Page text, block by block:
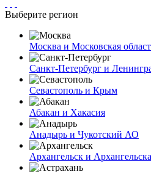
Выберите регион
Москва и Московская
Санкт-Петербург и
Севастополь и Крым
Абакан и Хакасия
Анадырь и Чукотский АО
Архангельск и